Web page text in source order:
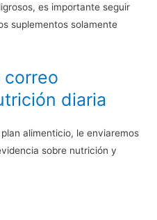
es importante seguir
suplementos solamente
correo
diaria
alimenticio, le enviaremos
sobre nutrición y